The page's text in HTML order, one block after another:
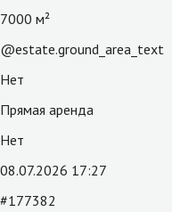
7000 м²
@estate.ground_area_text
Нет
Прямая аренда
Нет
08.07.2026 17:27
#177382